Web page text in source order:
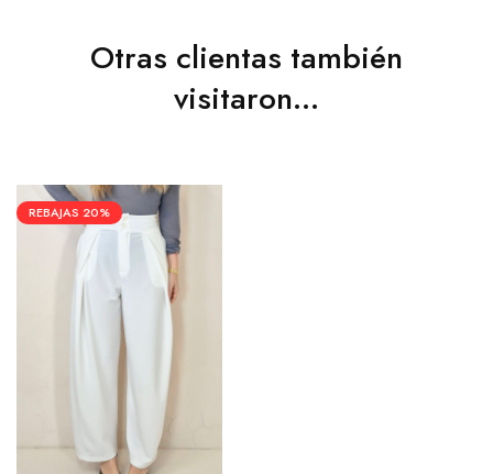
Otras clientas también
visitaron...
REBAJAS 20%